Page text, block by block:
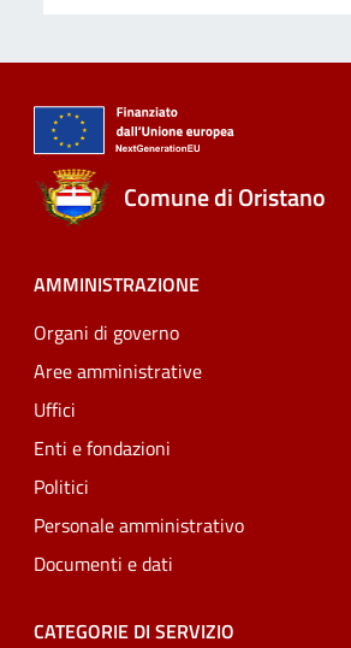
Comune di Oristano
AMMINISTRAZIONE
Organi di governo
Aree amministrative
Uffici
Enti e fondazioni
Politici
Personale amministrativo
Documenti e dati
CATEGORIE DI SERVIZIO